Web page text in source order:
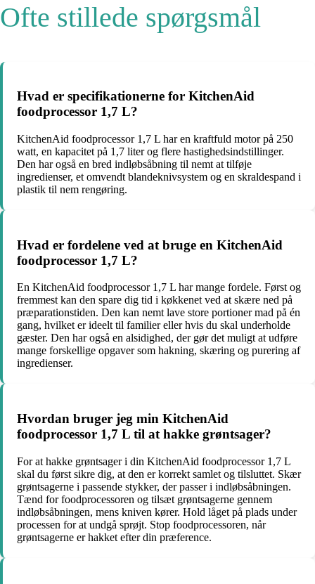
Ofte stillede spørgsmål
Hvad er specifikationerne for KitchenAid
foodprocessor 1,7 L?
KitchenAid foodprocessor 1,7 L har en kraftfuld motor på 250
watt, en kapacitet på 1,7 liter og flere hastighedsindstillinger.
Den har også en bred indløbsåbning til nemt at tilføje
ingredienser, et omvendt blandeknivsystem og en skraldespand i
plastik til nem rengøring.
Hvad er fordelene ved at bruge en KitchenAid
foodprocessor 1,7 L?
En KitchenAid foodprocessor 1,7 L har mange fordele. Først og
fremmest kan den spare dig tid i køkkenet ved at skære ned på
præparationstiden. Den kan nemt lave store portioner mad på én
gang, hvilket er ideelt til familier eller hvis du skal underholde
gæster. Den har også en alsidighed, der gør det muligt at udføre
mange forskellige opgaver som hakning, skæring og purering af
ingredienser.
Hvordan bruger jeg min KitchenAid
foodprocessor 1,7 L til at hakke grøntsager?
For at hakke grøntsager i din KitchenAid foodprocessor 1,7 L
skal du først sikre dig, at den er korrekt samlet og tilsluttet. Skær
grøntsagerne i passende stykker, der passer i indløbsåbningen.
Tænd for foodprocessoren og tilsæt grøntsagerne gennem
indløbsåbningen, mens kniven kører. Hold låget på plads under
processen for at undgå sprøjt. Stop foodprocessoren, når
grøntsagerne er hakket efter din præference.